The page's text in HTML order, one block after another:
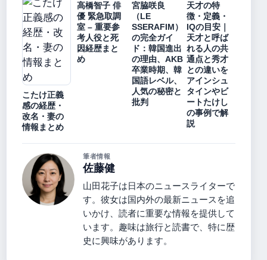
こたけ正義
感の経歴・
改名・妻の
情報まとめ
高橋智子 俳
優 緊急取調
室 – 重要参
考人役と死
因経歴まと
め
宮脇咲良
（LE
SSERAFIM）
の完全ガイ
ド：韓国進出
の理由、AKB
卒業時期、韓
国語レベル、
人気の秘密と
批判
天才の特
徴・定義・
IQの目安｜
天才と呼ば
れる人の共
通点と秀才
との違いを
アインシュ
タインやビ
ートたけし
の事例で解
説
筆者情報
佐藤健
山田花子は日本のニュースライターで
す。彼女は国内外の最新ニュースを追
いかけ、読者に重要な情報を提供して
います。趣味は旅行と読書で、特に歴
史に興味があります。